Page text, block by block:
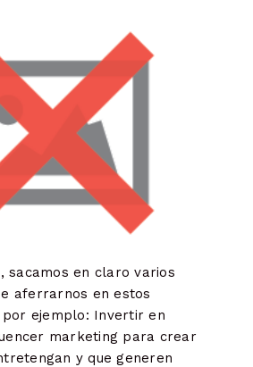
sacamos en claro varios
aferrarnos en estos
por ejemplo: Invertir en
marketing para crear
y que generen